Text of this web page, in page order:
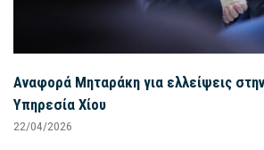
Αναφορά Μηταράκη για ελλείψεις
Υπηρεσία Χίου
22/04/2026